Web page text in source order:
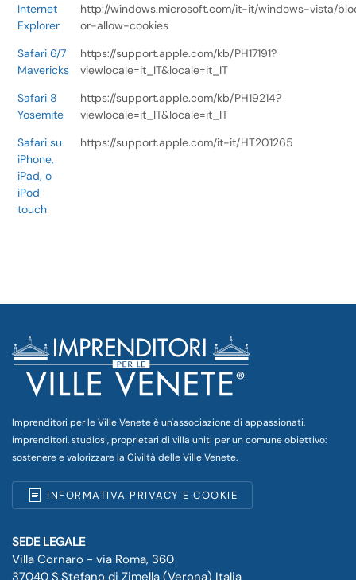
Internet
Explorer
http://windows.microsoft.com/it-it/windows-vista/
or-allow-cookies
Safari 6/7
Mavericks
https://support.apple.com/kb/PH17191?
viewlocale=it_IT&locale=it_IT
Safari 8
Yosemite
https://support.apple.com/kb/PH19214?
viewlocale=it_IT&locale=it_IT
Safari su
iPhone,
iPad, o
iPod
touch
https://support.apple.com/it-it/HT201265
Imprenditori per le Ville Venete è un'associazione di appassionati,
imprenditori, studiosi, proprietari di villa uniti per un comune obiettivo:
sostenere e valorizzare la Civiltà delle Ville Venete.
INFORMATIVA PRIVACY E COOKIE
SEDE LEGALE
Villa Cornaro - via Roma, 360
37040 S.Stefano di Zimella (Verona) Italia